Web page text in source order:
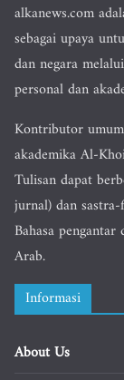
alkanews.com
sebagai upaya
dan negara
personal dan
Kontributor
akademika Al-
Tulisan dapat
jurnal) dan
Bahasa
Arab.
Informasi
About Us